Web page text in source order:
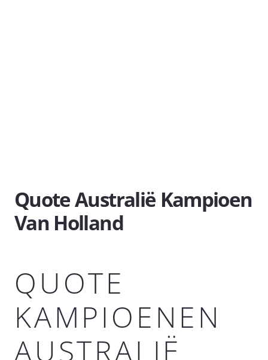
Quote Australië Kampioen
Van Holland
QUOTE
KAMPIOENEN
AUSTRALIË